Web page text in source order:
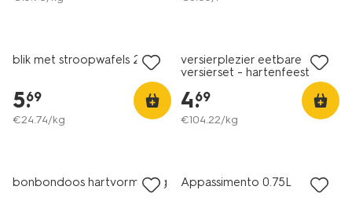
blik met stroopwafels 230g
5.
69
€24.74/kg
versierplezier eetbare
versierset - hartenfeest
4.
69
€104.22/kg
bonbondoos hartvorm 185g 8+
Appassimento 0.75L